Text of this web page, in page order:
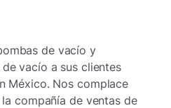
de vacío y
vacío a sus clientes
México. Nos complace
compañía de ventas de